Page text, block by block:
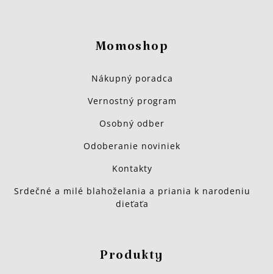
Momoshop
Nákupný poradca
Vernostný program
Osobný odber
Odoberanie noviniek
Kontakty
Srdečné a milé blahoželania a priania k narodeniu
dieťaťa
Produkty